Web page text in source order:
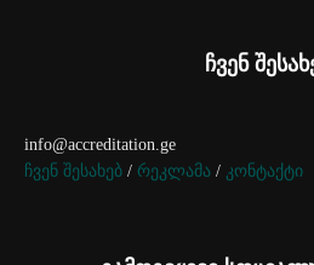
ჩვენ
info@accreditation.ge
ჩვენ შესახებ / რეკლამა / კონტაქტი